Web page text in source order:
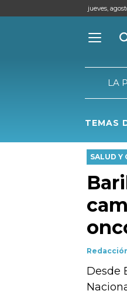
jueves,
LA
TEMAS
SALUD Y
Desde